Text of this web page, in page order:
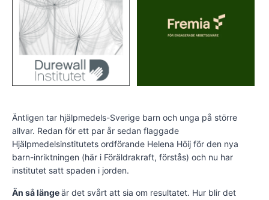
Äntligen tar hjälpmedels-Sverige barn och unga på större
allvar. Redan för ett par år sedan flaggade
Hjälpmedelsinstitutets ordförande Helena Höij för den nya
barn-inriktningen (här i Föräldrakraft, förstås) och nu har
institutet satt spaden i jorden.
Än så längeär det svårt att sia om resultatet. Hur blir det